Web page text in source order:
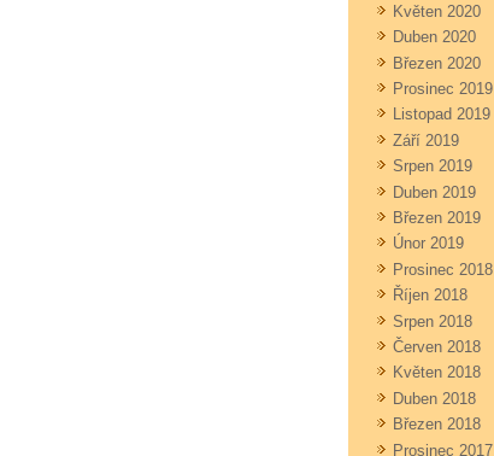
Květen 2020
Duben 2020
Březen 2020
Prosinec 2019
Listopad 2019
Září 2019
Srpen 2019
Duben 2019
Březen 2019
Únor 2019
Prosinec 2018
Říjen 2018
Srpen 2018
Červen 2018
Květen 2018
Duben 2018
Březen 2018
Prosinec 2017